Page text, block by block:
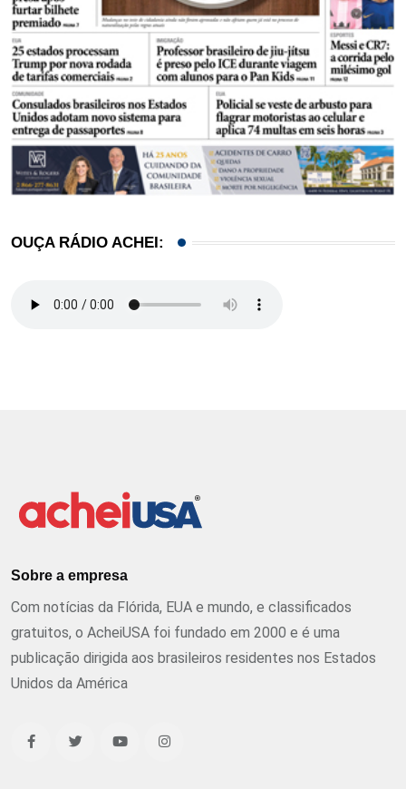
OUÇA RÁDIO ACHEI:
Sobre a empresa
Com notícias da Flórida, EUA e mundo, e classificados
gratuitos, o AcheiUSA foi fundado em 2000 e é uma
publicação dirigida aos brasileiros residentes nos Estados
Unidos da América